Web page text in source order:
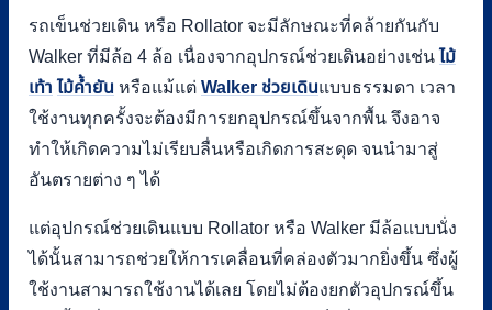
รถเข็นช่วยเดิน หรือ Rollator จะมีลักษณะที่คล้ายกันกับ
Walker ที่มีล้อ 4 ล้อ เนื่องจากอุปกรณ์ช่วยเดินอย่างเช่น ไม้
เท้า ไม้ค้ำยัน หรือแม้แต่ Walker ช่วยเดินแบบธรรมดา เวลา
ใช้งานทุกครั้งจะต้องมีการยกอุปกรณ์ขึ้นจากพื้น จึงอาจ
ทำให้เกิดความไม่เรียบลื่นหรือเกิดการสะดุด จนนำมาสู่
อันตรายต่าง ๆ ได้
แต่อุปกรณ์ช่วยเดินแบบ Rollator หรือ Walker มีล้อแบบนั่ง
ได้นั้นสามารถช่วยให้การเคลื่อนที่คล่องตัวมากยิ่งขึ้น ซึ่งผู้
ใช้งานสามารถใช้งานได้เลย โดยไม่ต้องยกตัวอุปกรณ์ขึ้น